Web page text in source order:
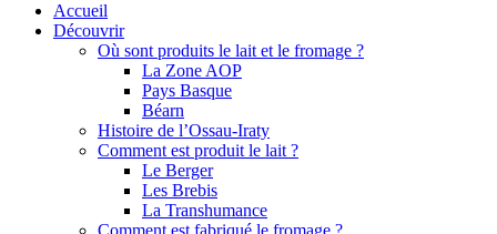
Accueil
Découvrir
Où sont produits le lait et le fromage ?
La Zone AOP
Pays Basque
Béarn
Histoire de l’Ossau-Iraty
Comment est produit le lait ?
Le Berger
Les Brebis
La Transhumance
Comment est fabriqué le fromage ?